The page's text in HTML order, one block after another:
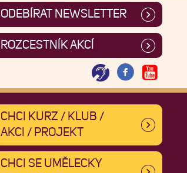
ODEBÍRAT NEWSLETTER
ROZCESTNÍK AKCÍ
CHCI KURZ / KLUB /
AKCI / PROJEKT
CHCI SE UMĚLECKY